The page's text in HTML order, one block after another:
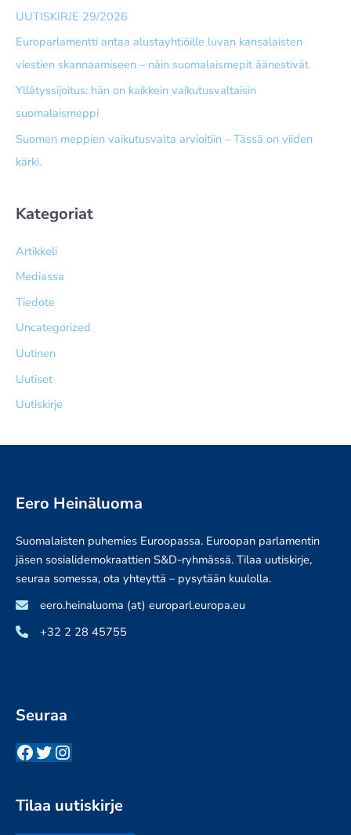
UUTISKIRJE 29/2026
Europarlamentti antaa alusta­yhtiöille luvan kansalaisten
viestien skannaamiseen – näin suomalais­mepit äänestivät
Yllätyssijoitus: hän on kaikkein vaikutusvaltaisin
suomalaismeppi
Suomen meppien vaikutusvalta arvioitiin – Tässä on viiden
kärki.
Kategoriat
Artikkeli
Mediassa
Tiedote
Uncategorized
Uutinen
Uutiset
Uutiskirje
Eero Heinäluoma
Suomalaisten puhemies Euroopassa. Euroopan parlamentin
jäsen sosialidemokraattien S&D-ryhmässä. Tilaa uutiskirje,
seuraa somessa, ota yhteyttä – pysytään kuulolla.
eero.heinaluoma (at) europarl.europa.eu
+32 2 28 45755
Seuraa
Facebook
Twitter
Instagram
Tilaa uutiskirje